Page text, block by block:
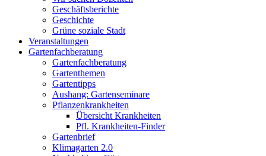
Geschäftsberichte
Geschichte
Grüne soziale Stadt
Veranstaltungen
Gartenfachberatung
Gartenfachberatung
Gartenthemen
Gartentipps
Aushang: Gartenseminare
Pflanzenkrankheiten
Übersicht Krankheiten
Pfl. Krankheiten-Finder
Gartenbrief
Klimagarten 2.0